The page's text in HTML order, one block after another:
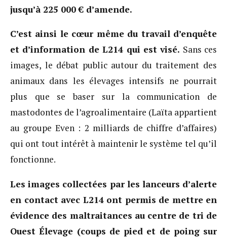
jusqu’à 225 000 € d’amende.
C’est ainsi le cœur même du travail d’enquête
et d’information de L214 qui est visé. Sans ces
images, le débat public autour du traitement des
animaux dans les élevages intensifs ne pourrait
plus que se baser sur la communication de
mastodontes de l’agroalimentaire (Laïta appartient
au groupe Even : 2 milliards de chiffre d’affaires)
qui ont tout intérêt à maintenir le système tel qu’il
fonctionne.
Les images collectées par les lanceurs d’alerte
en contact avec L214 ont permis de mettre en
évidence des maltraitances au centre de tri de
Ouest Élevage (coups de pied et de poing sur